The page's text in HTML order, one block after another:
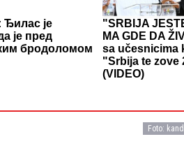
Foto:
Ђилас је
је пред
бродоломом
"SRBIJA
MA GDE DA
sa učesnicima
"Srbija te zove
(VIDEO)